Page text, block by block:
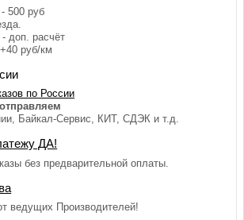
500 руб
- доп. расчёт
руб/км
по России
Байкал-Сервис, КИТ, СДЭК и т.д.
ДА!
без предварительной оплаты.
ведущих Производителей!